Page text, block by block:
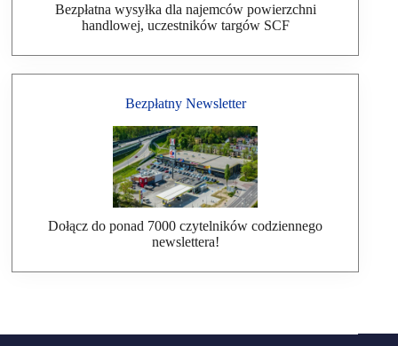
Bezpłatna wysyłka dla najemców powierzchni
handlowej, uczestników targów SCF
Bezpłatny Newsletter
Dołącz do ponad 7000 czytelników codziennego
newslettera!